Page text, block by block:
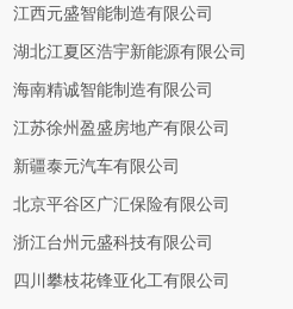
江西元盛智能制造有限公司
湖北江夏区浩宇新能源有限公司
海南精诚智能制造有限公司
江苏徐州盈盛房地产有限公司
新疆泰元汽车有限公司
北京平谷区广汇保险有限公司
浙江台州元盛科技有限公司
四川攀枝花锋亚化工有限公司